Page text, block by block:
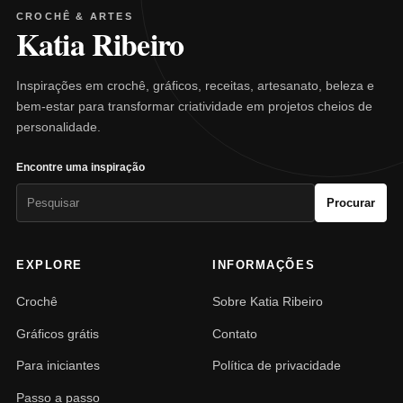
CROCHÊ & ARTES
Katia Ribeiro
Inspirações em crochê, gráficos, receitas, artesanato, beleza e
bem-estar para transformar criatividade em projetos cheios de
personalidade.
Encontre uma inspiração
Procurar
EXPLORE
Crochê
Gráficos grátis
Para iniciantes
Passo a passo
INFORMAÇÕES
Sobre Katia Ribeiro
Contato
Política de privacidade